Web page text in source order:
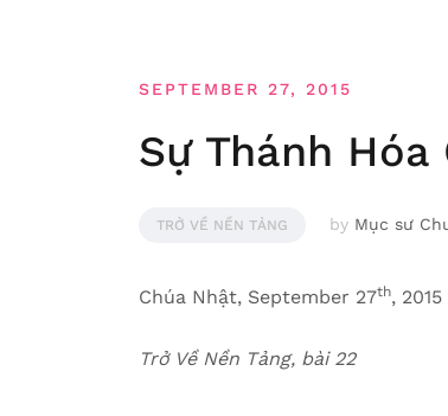
SEPTEMBER 27, 2015
Sự Thánh Hóa
TRỞ VỀ NỀN TẢNG by Mục sư
Chúa Nhật, September 27th, 2015
Trở Về Nền Tảng, bài 22